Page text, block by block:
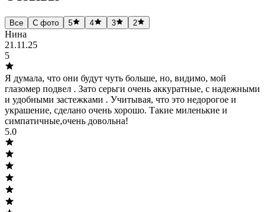
Все С фото 5 4 3 2
Нина
21.11.25
5
Я думала, что они будут чуть больше, но, видимо, мой
глазомер подвел . Зато серьги очень аккуратные, с надежными
и удобными застежками . Учитывая, что это недорогое и
украшение, сделано очень хорошо. Такие миленькие и
симпатичные,очень довольна!
5.0